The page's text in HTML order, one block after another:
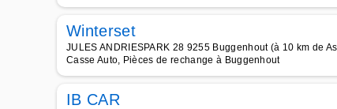
Winterset
JULES ANDRIESPARK 28 9255 Buggenhout (à 10 km de
Casse Auto, Pièces de rechange à Buggenhout
IB CAR